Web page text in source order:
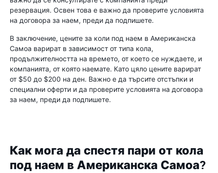
резервация. Освен това е важно да проверите условията
на договора за наем, преди да подпишете.
В заключение, цените за коли под наем в Американска
Самоа варират в зависимост от типа кола,
продължителността на времето, от което се нуждаете, и
компанията, от която наемате. Като цяло цените варират
от $50 до $200 на ден. Важно е да търсите отстъпки и
специални оферти и да проверите условията на договора
за наем, преди да подпишете.
Как мога да спестя пари от кола
под наем в Американска Самоа?